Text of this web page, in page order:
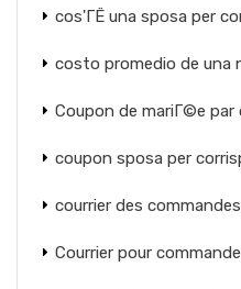
cos'ГЁ una sposa per
costo promedio de una
Coupon de mariГ©e par
coupon sposa per
courrier des
Courrier pour